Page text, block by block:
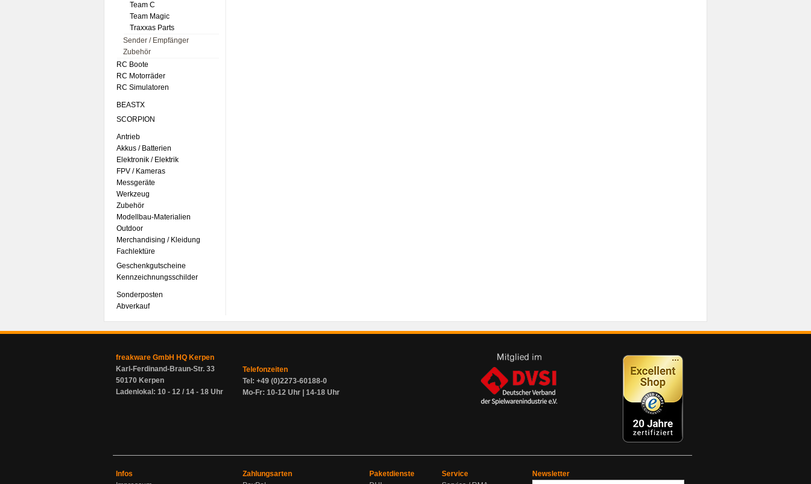
Team C
Team Magic
Traxxas Parts
Sender / Empfänger
Zubehör
RC Boote
RC Motorräder
RC Simulatoren
BEASTX
SCORPION
Antrieb
Akkus / Batterien
Elektronik / Elektrik
FPV / Kameras
Messgeräte
Werkzeug
Zubehör
Modellbau-Materialien
Outdoor
Merchandising / Kleidung
Fachlektüre
Geschenkgutscheine
Kennzeichnungsschilder
Sonderposten
Abverkauf
freakware GmbH HQ Kerpen
Karl-Ferdinand-Braun-Str. 33
50170 Kerpen
Ladenlokal: 10 - 12 / 14 - 18 Uhr
Telefonzeiten
Tel: +49 (0)2273-60188-0
Mo-Fr: 10-12 Uhr | 14-18 Uhr
Infos
Zahlungsarten
Paketdienste
Service
Newsletter